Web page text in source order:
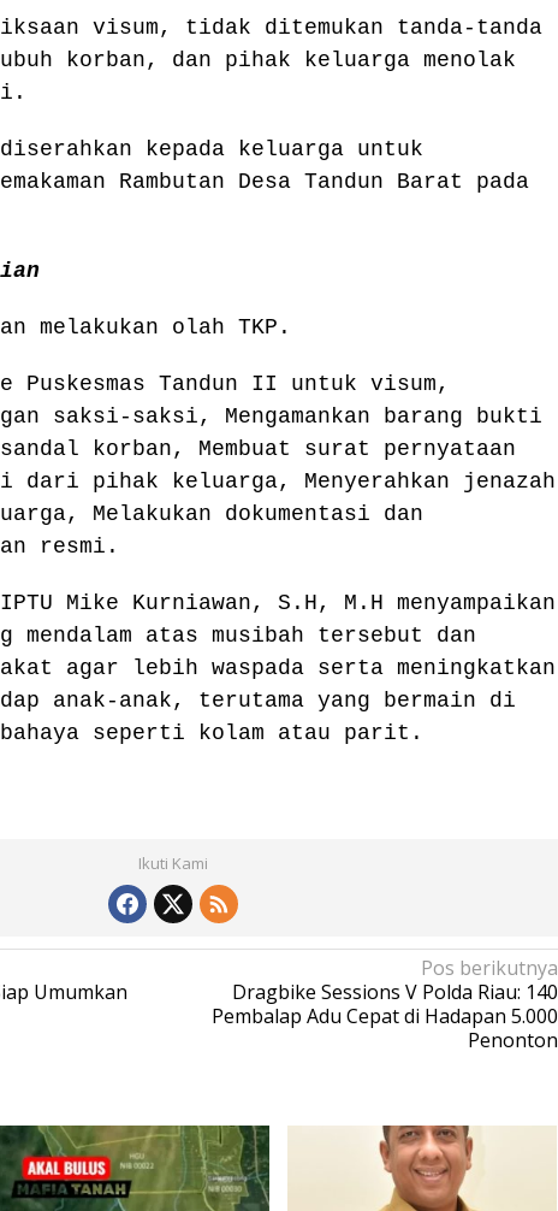
visum, tidak ditemukan tanda-tanda
korban, dan pihak keluarga menolak
kepada keluarga untuk
Rambutan Desa Tandun Barat pada
melakukan olah TKP.
Puskesmas Tandun II untuk visum,
saksi-saksi, Mengamankan barang bukti
korban, Membuat surat pernyataan
dari pihak keluarga, Menyerahkan jenazah
Melakukan dokumentasi dan
resmi.
Mike Kurniawan, S.H, M.H menyampaikan
mendalam atas musibah tersebut dan
agar lebih waspada serta meningkatkan
anak-anak, terutama yang bermain di
seperti kolam atau parit.
Ikuti Kami
Umumkan
Pos berikutnya
Dragbike Sessions V Polda Riau: 140
Pembalap Adu Cepat di Hadapan 5.000
Penonton